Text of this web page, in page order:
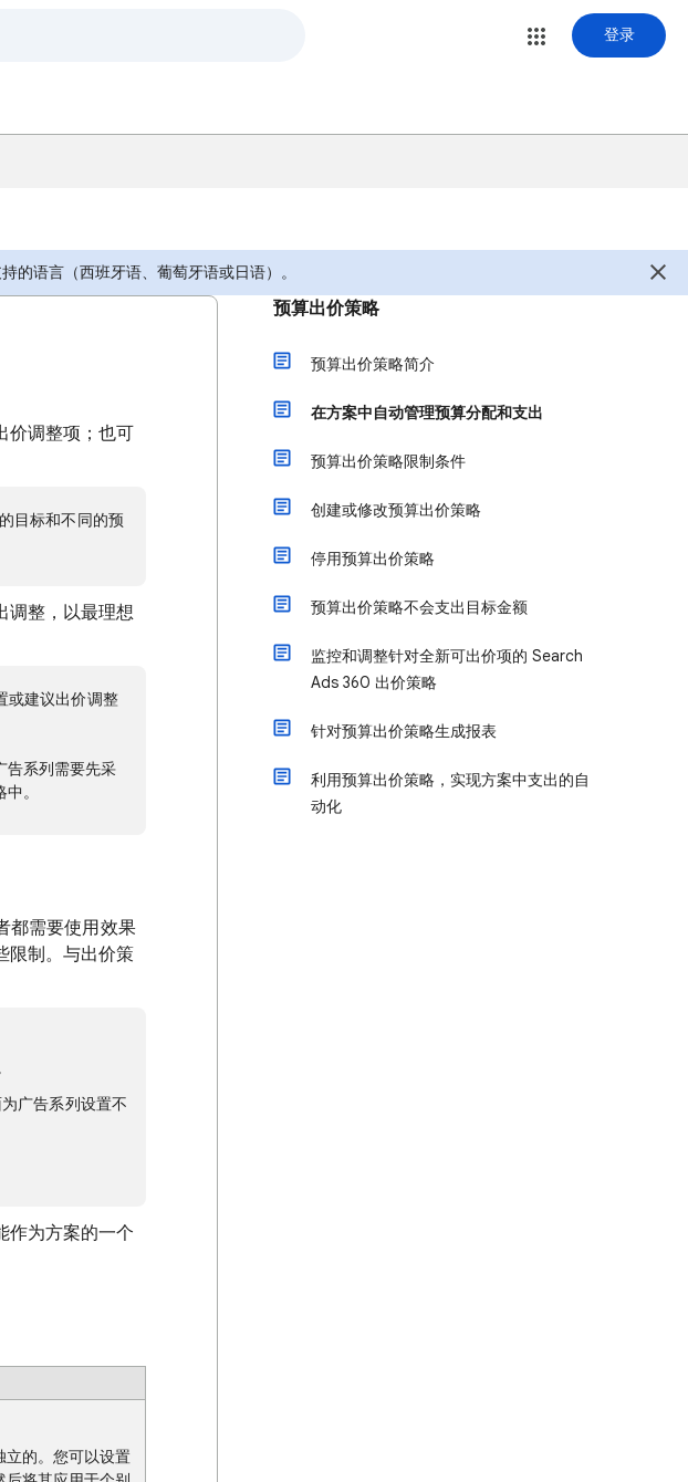
登录
的语言（西班牙语、葡萄牙语或日语）。
价调整项；也可
目标和不同的预
调整，以最理想
或建议出价调整
告系列需要先采
。
都需要使用效果
限制。与出价策
广告系列设置不
作为方案的一个
的。您可以设置
预算出价策略
预算出价策略简介
在方案中自动管理预算分配和支出
预算出价策略限制条件
创建或修改预算出价策略
停用预算出价策略
预算出价策略不会支出目标金额
监控和调整针对全新可出价项的 Search
Ads 360 出价策略
针对预算出价策略生成报表
利用预算出价策略，实现方案中支出的自
动化